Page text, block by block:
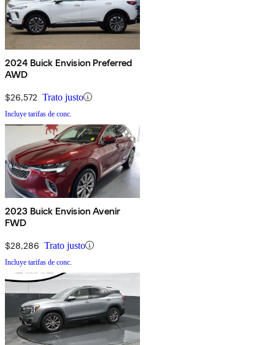
2024 Buick Envision Preferred
AWD
$26,572 Trato justo
Incluye tarifas de conc.
2023 Buick Envision Avenir
FWD
$28,286 Trato justo
Incluye tarifas de conc.